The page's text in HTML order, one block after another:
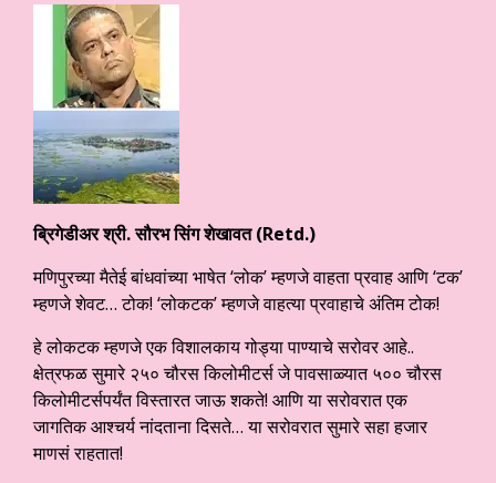
ब्रिगेडीअर श्री. सौरभ सिंग शेखावत (Retd.)
मणिपुरच्या मैतेई बांधवांच्या भाषेत ‘लोक’ म्हणजे वाहता प्रवाह आणि ‘टक’
म्हणजे शेवट… टोक! ‘लोकटक’ म्हणजे वाहत्या प्रवाहाचे अंतिम टोक!
हे लोकटक म्हणजे एक विशालकाय गोड्या पाण्याचे सरोवर आहे..
क्षेत्रफळ सुमारे २५० चौरस किलोमीटर्स जे पावसाळ्यात ५०० चौरस
किलोमीटर्सपर्यंत विस्तारत जाऊ शकते! आणि या सरोवरात एक
जागतिक आश्चर्य नांदताना दिसते… या सरोवरात सुमारे सहा हजार
माणसं राहतात!